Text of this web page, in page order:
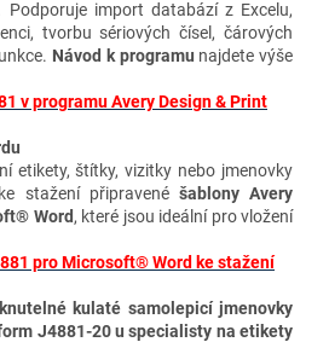
import databází z Excelu,
tvorbu sériových čísel, čárových
Návod k programu najdete výše
v programu Avery Design & Print
etikety, štítky, vizitky nebo jmenovky
stažení připravené šablony Avery
Word, které jsou ideální pro vložení
pro Microsoft® Word ke stažení
kulaté samolepicí jmenovky
J4881-20 u specialisty na etikety